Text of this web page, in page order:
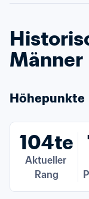
Männer
Höhepunkte
104te
Aktueller
Rang